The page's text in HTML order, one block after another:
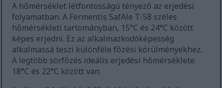
A hőmérséklet létfontosságú tényező az erjedési
folyamatban. A Fermentis SafAle T-58 széles
hőmérsékleti tartományban, 15°C és 24°C között
képes erjedni. Ez az alkalmazkodóképesség
alkalmassá teszi különféle főzési körülményekhez.
A legtöbb sörfőzés ideális erjedési hőmérséklete
18°C és 22°C között van.